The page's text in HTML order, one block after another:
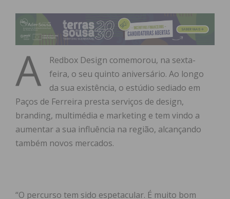
A
Redbox Design comemorou, na sexta-
feira, o seu quinto aniversário. Ao longo
da sua existência, o estúdio sediado em
Paços de Ferreira presta serviços de design,
branding, multimédia e marketing e tem vindo a
aumentar a sua influência na região, alcançando
também novos mercados.
“O percurso tem sido espetacular. É muito bom